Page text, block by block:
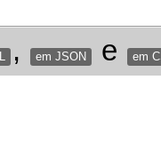
, em JSON e em